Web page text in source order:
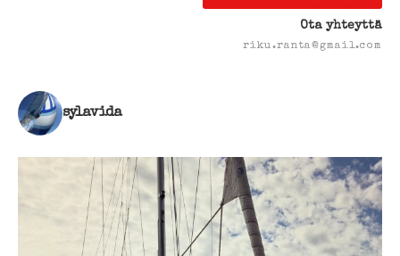
Ota yhteyttä
riku.ranta@gmail.com
sylavida